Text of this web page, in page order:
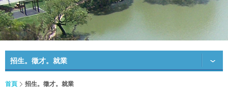
招生。徵才。就業
首頁 招生。徵才。就業